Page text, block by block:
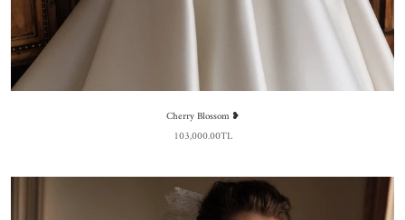
Cherry Blossom ❥
103,000.00TL